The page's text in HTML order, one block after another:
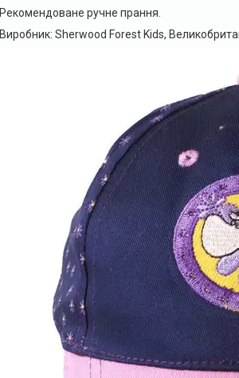
Рекомендоване ручне прання.
Виробник: Sherwood Forest Kids,